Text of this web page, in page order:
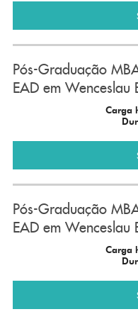
Pós-Graduação
EAD em Wenceslau
Carga
Pós-Graduação
EAD em Wenceslau
Carga